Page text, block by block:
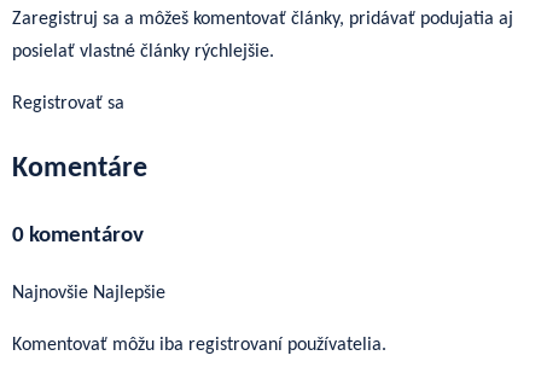
Zaregistruj sa a môžeš komentovať články, pridávať podujatia aj
posielať vlastné články rýchlejšie.
Registrovať sa
Komentáre
0 komentárov
Najnovšie Najlepšie
Komentovať môžu iba registrovaní používatelia.